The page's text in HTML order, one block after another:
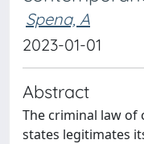
Spena, A
2023-01-01
Abstract
The criminal law
states legitimates